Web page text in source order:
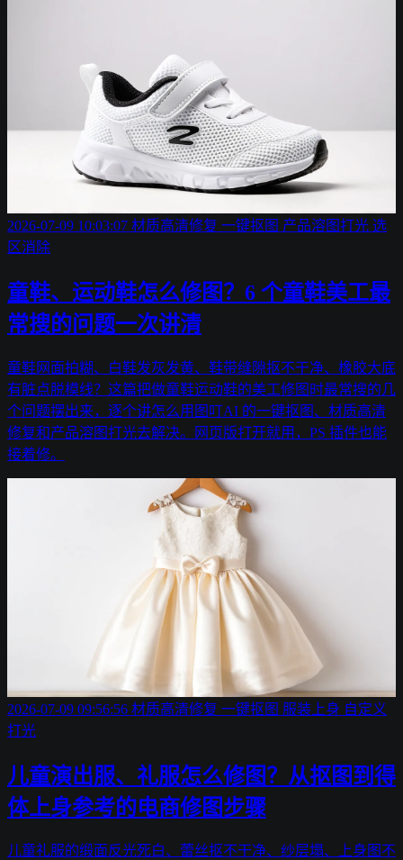
2026-07-09 10:03:07 材质高清修复 一键抠图 产品溶图打光 选
区消除
童鞋、运动鞋怎么修图？6 个童鞋美工最
常搜的问题一次讲清
童鞋网面拍糊、白鞋发灰发黄、鞋带缝隙抠不干净、橡胶大底
有脏点脱模线？这篇把做童鞋运动鞋的美工修图时最常搜的几
个问题摆出来，逐个讲怎么用图叮AI 的一键抠图、材质高清
修复和产品溶图打光去解决。网页版打开就用，PS 插件也能
接着修。
2026-07-09 09:56:56 材质高清修复 一键抠图 服装上身 自定义
打光
儿童演出服、礼服怎么修图？从抠图到得
体上身参考的电商修图步骤
儿童礼服的缎面反光死白、蕾丝抠不干净、纱层塌、上身图不